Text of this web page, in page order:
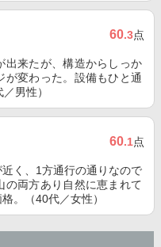
60.3点
出来たが、構造からしっか
が変わった。設備もひと通
男性）
60.1点
く、1方通行の通りなので
の両方あり自然に恵まれて
。（40代／女性）